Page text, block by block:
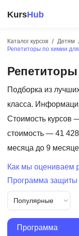
KursHub
Каталог курсов Детям
Репетиторы по химии
Подборка из
класса.
Стоимость курсов
стоимость — 41
месяца до 9
Как мы оцениваем
Программа защиты
Популярные
Программа
Разработка
Маркетинг
Дизайн
Аналитика
Менеджмент
Иностранные